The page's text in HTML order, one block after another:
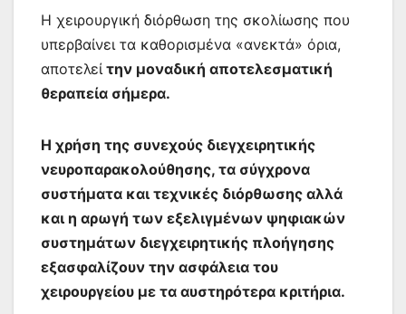
Η χειρουργική διόρθωση της σκολίωσης που
υπερβαίνει τα καθορισμένα «ανεκτά» όρια,
αποτελεί την μοναδική αποτελεσματική
θεραπεία σήμερα.
Η χρήση της συνεχούς διεγχειρητικής
νευροπαρακολούθησης, τα σύγχρονα
συστήματα και τεχνικές διόρθωσης αλλά
και η αρωγή των εξελιγμένων ψηφιακών
συστημάτων διεγχειρητικής πλοήγησης
εξασφαλίζουν την ασφάλεια του
χειρουργείου με τα αυστηρότερα κριτήρια.